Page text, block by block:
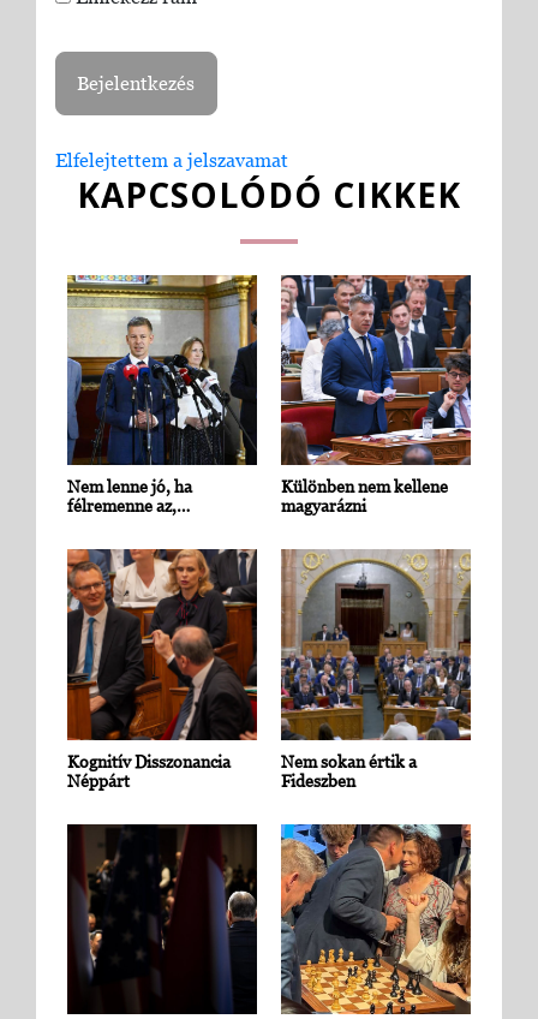
Elfelejtettem a jelszavamat
KAPCSOLÓDÓ CIKKEK
Nem lenne jó, ha
félremenne az,…
Különben nem kellene
magyarázni
Kognitív Disszonancia
Néppárt
Nem sokan értik a
Fideszben